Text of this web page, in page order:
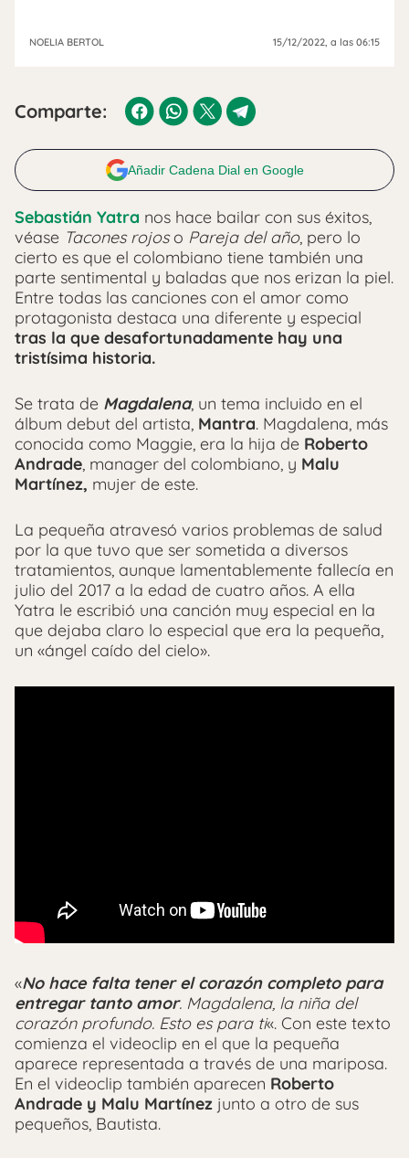
NOELIA BERTOL 15/12/2022, a las 06:15
Comparte:
Añadir Cadena Dial en Google
Sebastián Yatra nos hace bailar con sus éxitos,
véase Tacones rojoso Pareja del año, pero lo
cierto es que el colombiano tiene también una
parte sentimental y baladas que nos erizan la piel.
Entre todas las canciones con el amor como
protagonista destaca una diferente y especial
tras la que desafortunadamente hay una
tristísima historia.
Se trata de Magdalena, un tema incluido en el
álbum debut del artista, Mantra. Magdalena, más
conocida como Maggie, era la hija de Roberto
Andrade, manager del colombiano, y Malu
Martínez, mujer de este.
La pequeña atravesó varios problemas de salud
por la que tuvo que ser sometida a diversos
tratamientos, aunque lamentablemente fallecía en
julio del 2017 a la edad de cuatro años. A ella
Yatra le escribió una canción muy especial en la
que dejaba claro lo especial que era la pequeña,
un «ángel caído del cielo».
«No hace falta tener el corazón completo para
entregar tanto amor. Magdalena, la niña del
corazón profundo. Esto es para ti«. Con este texto
comienza el videoclip en el que la pequeña
aparece representada a través de una mariposa.
En el videoclip también aparecen Roberto
Andrade y Malu Martínez junto a otro de sus
pequeños, Bautista.